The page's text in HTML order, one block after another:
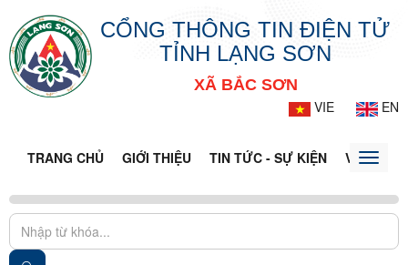
CỔNG THÔNG TIN ĐIỆN TỬ
TỈNH LẠNG SƠN
XÃ BẮC SƠN
VIE
EN
TRANG CHỦ GIỚI THIỆU TIN TỨC - SỰ KIỆN VĂN BẢN
Toggle